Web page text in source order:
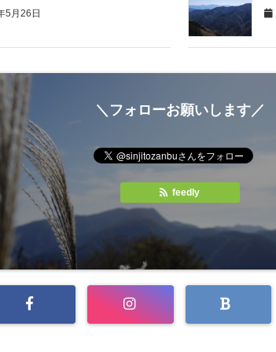
5月26日
＼フォローお願いします／
feedly